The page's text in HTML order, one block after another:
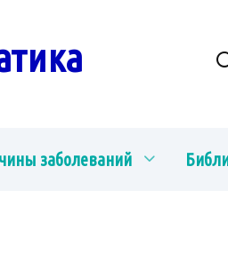
заболеваний